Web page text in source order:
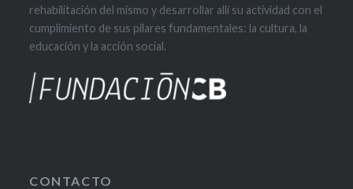
rehabilitación del mismo y desarrollar allí su actividad con el
cumplimiento de sus pilares fundamentales: la cultura, la
educación y la acción social.
CONTACTO